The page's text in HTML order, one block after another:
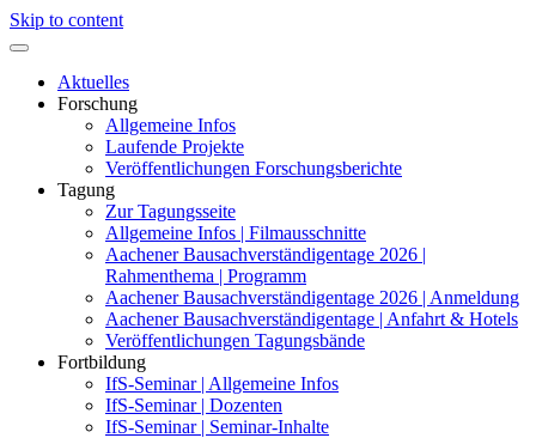
Skip to content
Aktuelles
Forschung
Allgemeine Infos
Laufende Projekte
Veröffentlichungen Forschungsberichte
Tagung
Zur Tagungsseite
Allgemeine Infos | Filmausschnitte
Aachener Bausachverständigentage 2026 |
Rahmenthema | Programm
Aachener Bausachverständigentage 2026 | Anmeldung
Aachener Bausachverständigentage | Anfahrt & Hotels
Veröffentlichungen Tagungsbände
Fortbildung
IfS-Seminar | Allgemeine Infos
IfS-Seminar | Dozenten
IfS-Seminar | Seminar-Inhalte